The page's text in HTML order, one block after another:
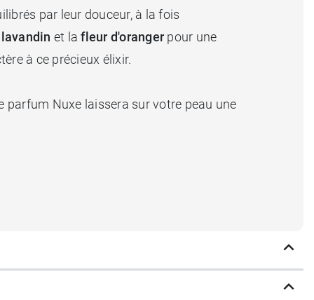
par leur douceur, à la fois
lavandin et lafleur d'oranger pour une
à ce précieux élixir.
parfum Nuxe laissera sur votre peau une